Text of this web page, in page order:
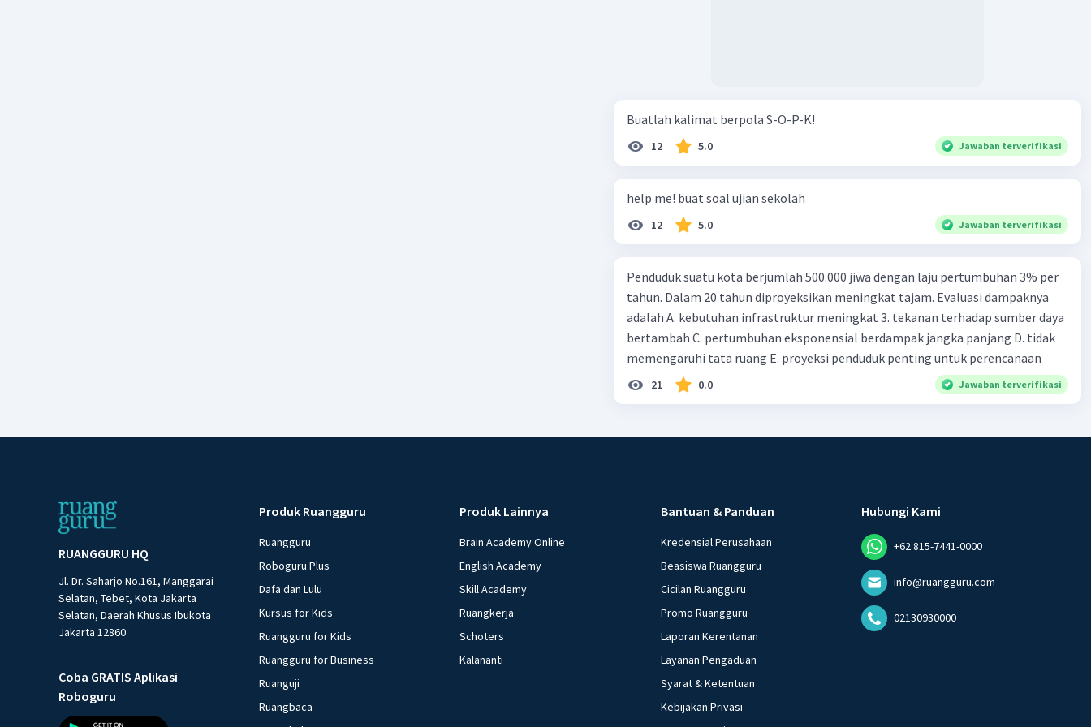
Buatlah kalimat berpola S-O-P-K!
12 5.0 Jawaban terverifikasi
help me! buat soal ujian sekolah
12 5.0 Jawaban terverifikasi
Penduduk suatu kota berjumlah 500.000 jiwa dengan laju pertumbuhan 3% per
tahun. Dalam 20 tahun diproyeksikan meningkat tajam. Evaluasi dampaknya
adalah A. kebutuhan infrastruktur meningkat 3. tekanan terhadap sumber daya
bertambah C. pertumbuhan eksponensial berdampak jangka panjang D. tidak
memengaruhi tata ruang E. proyeksi penduduk penting untuk perencanaan
21 0.0 Jawaban terverifikasi
RUANGGURU HQ
Jl. Dr. Saharjo No.161, Manggarai
Selatan, Tebet, Kota Jakarta
Selatan, Daerah Khusus Ibukota
Jakarta 12860
Coba GRATIS Aplikasi
Roboguru
Produk Ruangguru
Ruangguru
Roboguru Plus
Dafa dan Lulu
Kursus for Kids
Ruangguru for Kids
Ruangguru for Business
Ruanguji
Ruangbaca
Produk Lainnya
Brain Academy Online
English Academy
Skill Academy
Ruangkerja
Schoters
Kalananti
Bantuan & Panduan
Kredensial Perusahaan
Beasiswa Ruangguru
Cicilan Ruangguru
Promo Ruangguru
Laporan Kerentanan
Layanan Pengaduan
Syarat & Ketentuan
Kebijakan Privasi
Hubungi Kami
+62 815-7441-0000
info@ruangguru.com
02130930000